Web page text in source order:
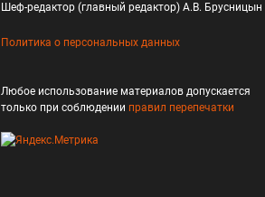
Шеф-редактор (главный редактор) А.В. Брусницын
Политика о персональных данных
Любое использование материалов допускается
только при соблюдении правил перепечатки